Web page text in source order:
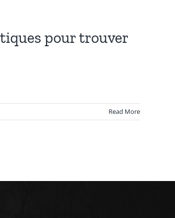
pour trouver
Read More